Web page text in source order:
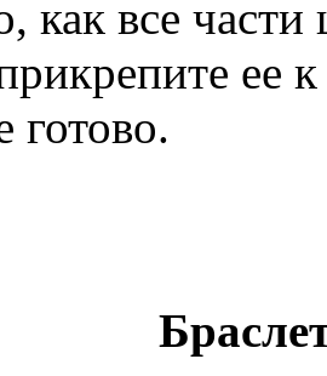
как все
ее
готово.